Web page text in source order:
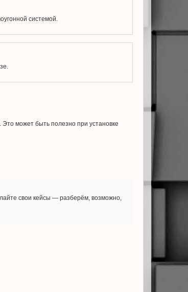
системой.
может быть полезно при установке
свои кейсы — разберём, возможно,